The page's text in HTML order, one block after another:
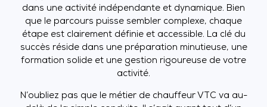
dans une activité indépendante et dynamique. Bien
que le parcours puisse sembler complexe, chaque
étape est clairement définie et accessible. La clé du
succès réside dans une préparation minutieuse, une
formation solide et une gestion rigoureuse de votre
activité.
N’oubliez pas que le métier de chauffeur VTC va au-